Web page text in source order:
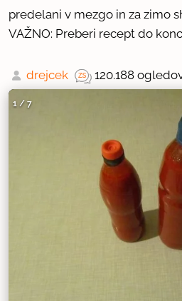
predelani v mezgo in za zimo
VAŽNO: Preberi recept do
drejcek 120.188
1 / 7